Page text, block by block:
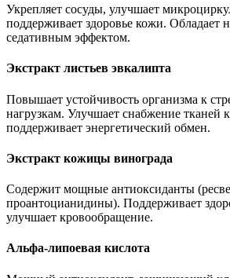
Укрепляет сосуды, улучшает
поддерживает здоровье кожи. Обладает
седативным эффектом.
Экстракт листьев эвкалипта
Повышает устойчивость организма к
нагрузкам. Улучшает снабжение тканей
поддерживает энергетический обмен.
Экстракт кожицы винограда
Содержит мощные антиоксиданты
проантоцианидины). Поддерживает
улучшает кровообращение.
Альфа-липоевая кислота